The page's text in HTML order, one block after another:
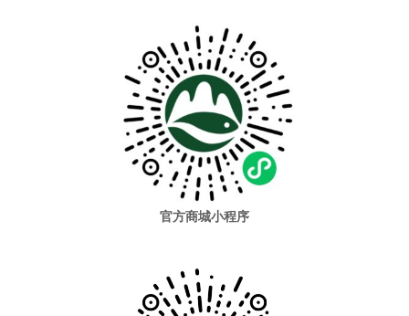
官方商城小程序